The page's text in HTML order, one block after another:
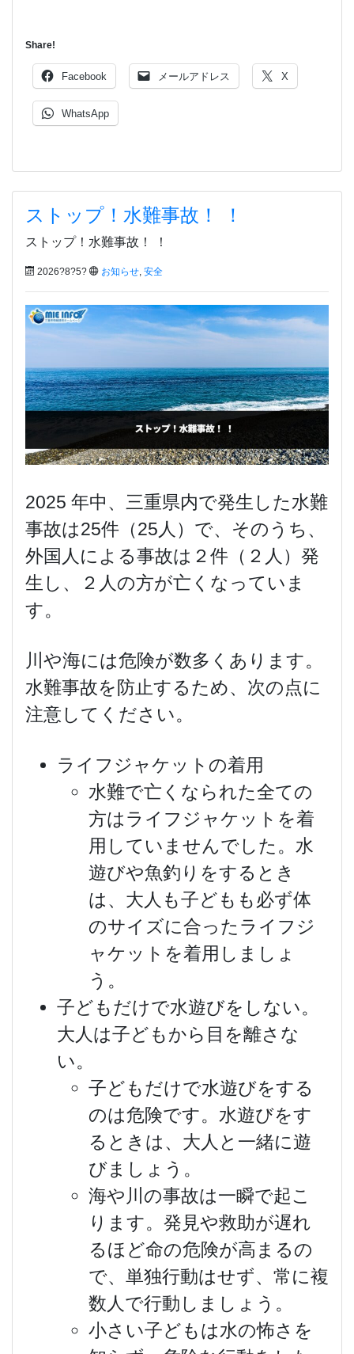
Share!
Facebook メールアドレス X
WhatsApp
ストップ！水難事故！ ！
ストップ！水難事故！ ！
2026?8?5? お知らせ, 安全
2025 年中、三重県内で発生した水難
事故は25件（25人）で、そのうち、
外国人による事故は２件（２人）発
生し、２人の方が亡くなっていま
す。
川や海には危険が数多くあります。
水難事故を防止するため、次の点に
注意してください。
ライフジャケットの着用
水難で亡くなられた全ての
方はライフジャケットを着
用していませんでした。水
遊びや魚釣りをするとき
は、大人も子どもも必ず体
のサイズに合ったライフジ
ャケットを着用しましょ
う。
子どもだけで水遊びをしない。
大人は子どもから目を離さな
い。
子どもだけで水遊びをする
のは危険です。水遊びをす
るときは、大人と一緒に遊
びましょう。
海や川の事故は一瞬で起こ
ります。発見や救助が遅れ
るほど命の危険が高まるの
で、単独行動はせず、常に複
数人で行動しましょう。
小さい子どもは水の怖さを